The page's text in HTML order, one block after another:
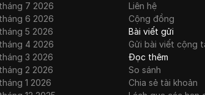
tháng 7 2026
tháng 6 2026
tháng 5 2026
tháng 4 2026
tháng 3 2026
tháng 2 2026
tháng 1 2026
Liên hệ
Cộng đồng
Bài viết gửi
Gửi bài viết cộng
Đọc thêm
So sánh
Chia sẻ tài khoản